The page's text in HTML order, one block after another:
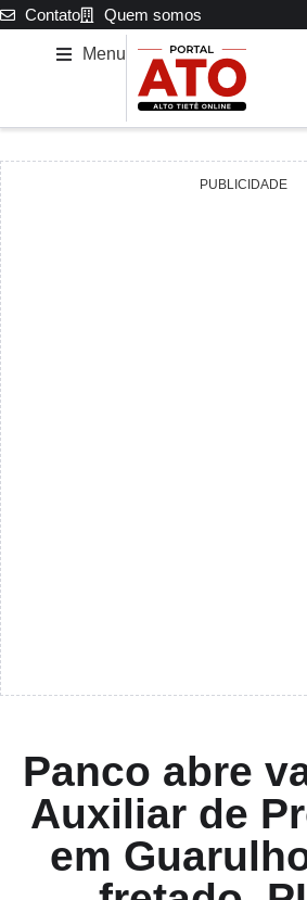
Contato Quem somos
Menu
PUBLICIDADE
Panco abre
Auxiliar de
em